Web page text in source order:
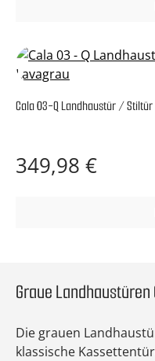
Cala 03-Q Landhaustür / Stiltür
Regulärer Preis:
349,98 €
Graue
Die grauen
klassische